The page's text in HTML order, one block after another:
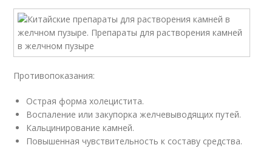
Противопоказания:
Острая форма холецистита.
Воспаление или закупорка желчевыводящих путей.
Кальцинирование камней.
Повышенная чувствительность к составу средства.